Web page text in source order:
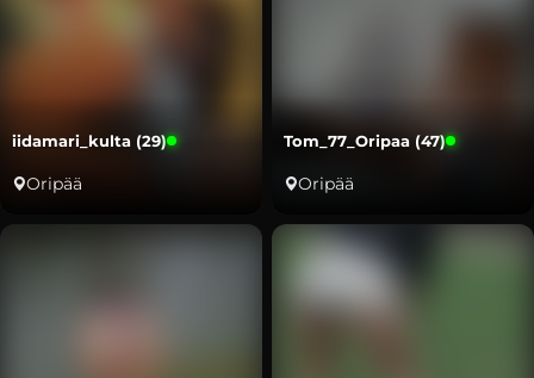
iidamari_kulta (29)
Oripää
Tom_77_Oripaa (47)
Oripää